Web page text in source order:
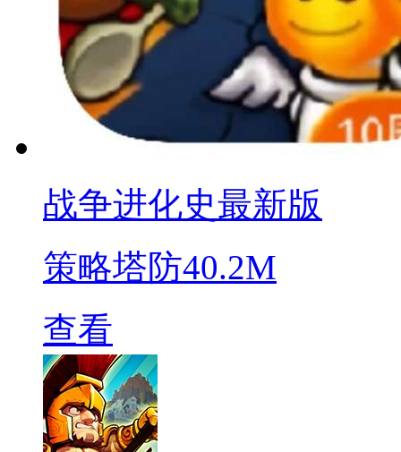
战争进化史最新版
策略塔防40.2M
查看